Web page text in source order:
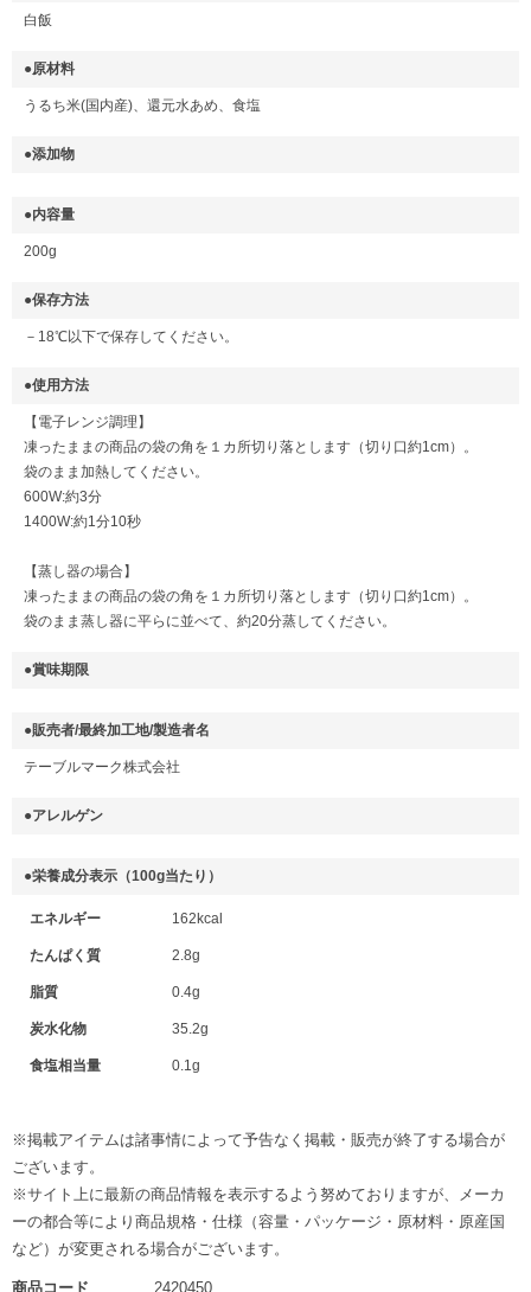
商品コード 2420450
白飯
●原材料
うるち米(国内産)、還元水あめ、食塩
●添加物
●内容量
200g
●保存方法
－18℃以下で保存してください。
●使用方法
【電子レンジ調理】
凍ったままの商品の袋の角を１カ所切り落とします（切り口約1cm）。
袋のまま加熱してください。
600W:約3分
1400W:約1分10秒
【蒸し器の場合】
凍ったままの商品の袋の角を１カ所切り落とします（切り口約1cm）。
袋のまま蒸し器に平らに並べて、約20分蒸してください。
●賞味期限
●販売者/最終加工地/製造者名
テーブルマーク株式会社
●アレルゲン
●栄養成分表示（100g当たり）
エネルギー 162kcal
たんぱく質 2.8g
脂質 0.4g
炭水化物 35.2g
食塩相当量 0.1g
※掲載アイテムは諸事情によって予告なく掲載・販売が終了する場合が
ございます。
※サイト上に最新の商品情報を表示するよう努めておりますが、メーカ
ーの都合等により商品規格・仕様（容量・パッケージ・原材料・原産国
など）が変更される場合がございます。